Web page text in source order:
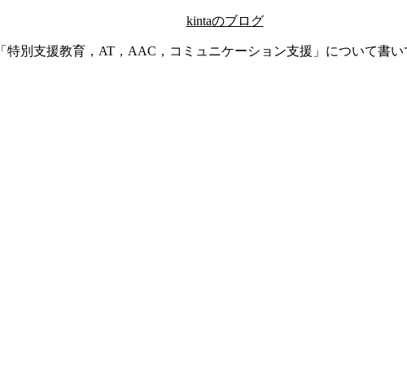
kintaのブログ
「特別支援教育，AT，AAC，コミュニケーション支援」について書